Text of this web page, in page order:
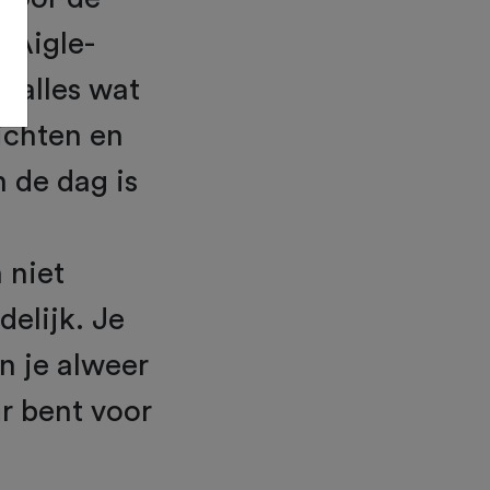
Aigle-
alles wat
en
de dag is
niet
Je
je alweer
bent voor